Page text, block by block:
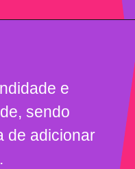
e
sendo
de adicionar